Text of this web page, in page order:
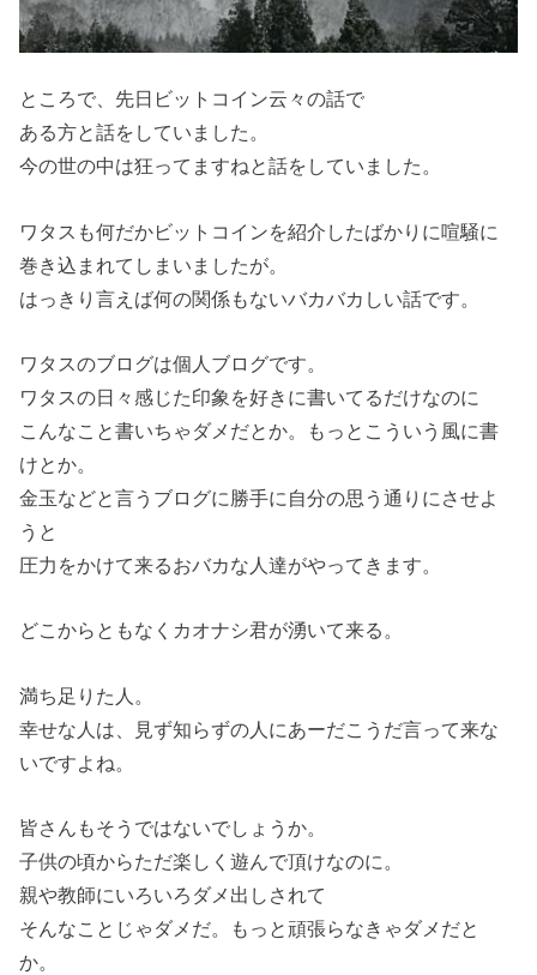
ところで、先日ビットコイン云々の話で
ある方と話をしていました。
今の世の中は狂ってますねと話をしていました。
ワタスも何だかビットコインを紹介したばかりに喧騒に
巻き込まれてしまいましたが。
はっきり言えば何の関係もないバカバカしい話です。
ワタスのブログは個人ブログです。
ワタスの日々感じた印象を好きに書いてるだけなのに
こんなこと書いちゃダメだとか。もっとこういう風に書
けとか。
金玉などと言うブログに勝手に自分の思う通りにさせよ
うと
圧力をかけて来るおバカな人達がやってきます。
どこからともなくカオナシ君が湧いて来る。
満ち足りた人。
幸せな人は、見ず知らずの人にあーだこうだ言って来な
いですよね。
皆さんもそうではないでしょうか。
子供の頃からただ楽しく遊んで頂けなのに。
親や教師にいろいろダメ出しされて
そんなことじゃダメだ。もっと頑張らなきゃダメだと
か。